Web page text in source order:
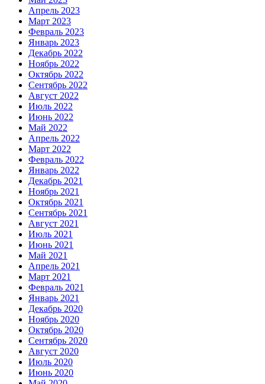
Апрель 2023
Март 2023
Февраль 2023
Январь 2023
Декабрь 2022
Ноябрь 2022
Октябрь 2022
Сентябрь 2022
Август 2022
Июль 2022
Июнь 2022
Май 2022
Апрель 2022
Март 2022
Февраль 2022
Январь 2022
Декабрь 2021
Ноябрь 2021
Октябрь 2021
Сентябрь 2021
Август 2021
Июль 2021
Июнь 2021
Май 2021
Апрель 2021
Март 2021
Февраль 2021
Январь 2021
Декабрь 2020
Ноябрь 2020
Октябрь 2020
Сентябрь 2020
Август 2020
Июль 2020
Июнь 2020